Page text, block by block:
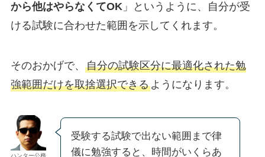
から他はやらなくてOK」というように、自分が受
ける試験に合わせた範囲を示してくれます。
そのおかげで、 自分の試験区分に最適化された勉
強範囲だけを取捨選択できるようになります。
ハンター公務
受験する試験で出ない範囲まで律
儀に勉強すると、時間がいくらあ